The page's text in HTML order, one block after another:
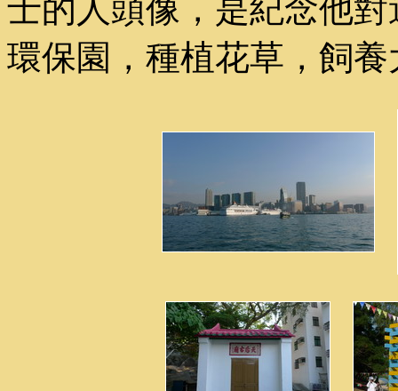
士的人頭像，是紀念他
環保園，種植花草，飼